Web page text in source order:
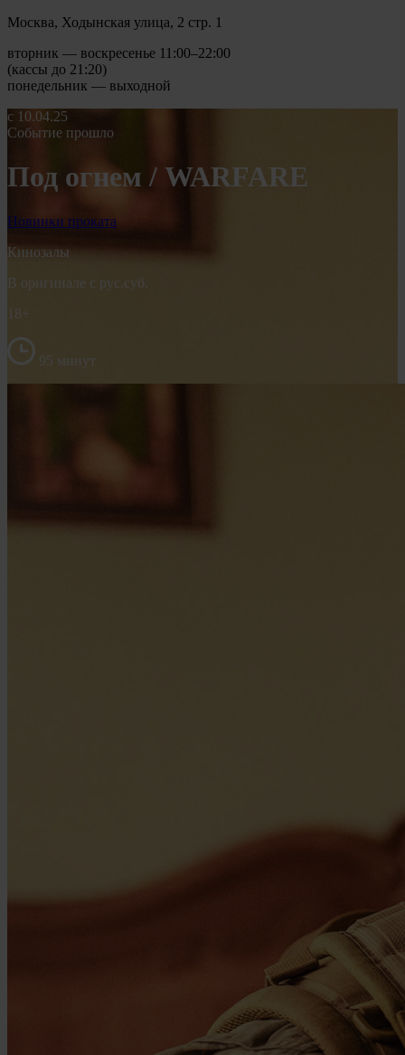
Москва, Ходынская улица, 2 стр. 1
вторник — воскресенье 11:00–22:00
(кассы до 21:20)
понедельник — выходной
c 10.04.25
Событие прошло
Под огнем / WARFARE
Новинки проката
Кинозалы
В оригинале с рус.суб.
18+
95 минут